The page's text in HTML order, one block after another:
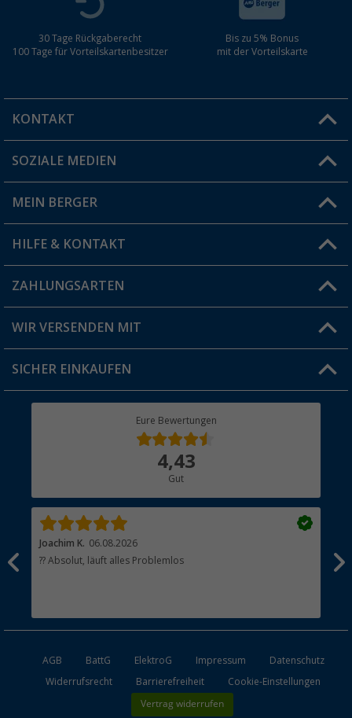
30 Tage Rückgaberecht
100 Tage für Vorteilskartenbesitzer
Bis zu 5% Bonus
mit der Vorteilskarte
KONTAKT
Du hast eine Frage?
Filiale finden
SOZIALE MEDIEN
MEIN BERGER
Vorteilskarte
Blog
Jobs & Karriere
HILFE & KONTAKT
FAQ & Kontakt
Versandinformationen
Rücksendung
ZAHLUNGSARTEN
WIR VERSENDEN MIT
SICHER EINKAUFEN
Eure Bewertungen
4,43
Gut
Joachim K. 06.08.2026
?? Absolut, läuft alles Problemlos
AGB BattG ElektroG Impressum
Datenschutz
Widerrufsrecht
Barrierefreiheit Cookie-Einstellungen
Vertrag widerrufen